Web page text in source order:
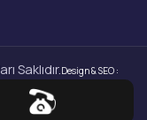
Saklıdır. Design & SEO :